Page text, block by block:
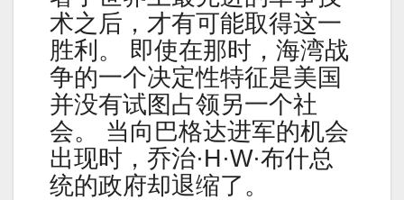
术之后，才有可能取得这一
胜利。 即使在那时，海湾战
争的一个决定性特征是美国
并没有试图占领另一个社
会。 当向巴格达进军的机会
出现时，乔治·H·W·布什总
统的政府却退缩了。